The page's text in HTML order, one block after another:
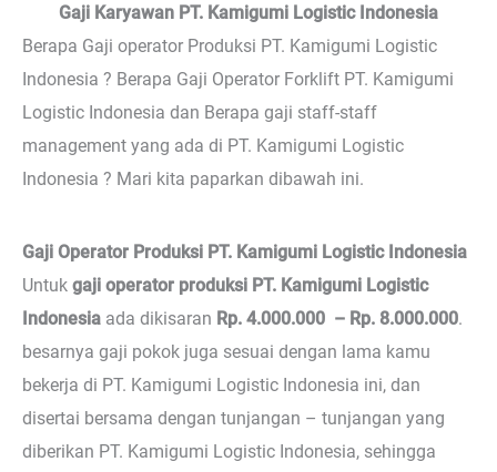
Gaji Karyawan PT. Kamigumi Logistic Indonesia
Berapa Gaji operator Produksi PT. Kamigumi Logistic
Indonesia ? Berapa Gaji Operator Forklift PT. Kamigumi
Logistic Indonesia dan Berapa gaji staff-staff
management yang ada di PT. Kamigumi Logistic
Indonesia ? Mari kita paparkan dibawah ini.
Gaji Operator Produksi PT. Kamigumi Logistic Indonesia
Untuk gaji operator produksi PT. Kamigumi Logistic
Indonesia ada dikisaran Rp. 4.000.000 – Rp. 8.000.000.
besarnya gaji pokok juga sesuai dengan lama kamu
bekerja di PT. Kamigumi Logistic Indonesia ini, dan
disertai bersama dengan tunjangan – tunjangan yang
diberikan PT. Kamigumi Logistic Indonesia, sehingga